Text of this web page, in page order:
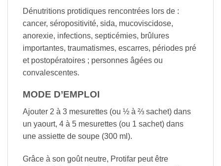
Dénutritions protidiques rencontrées lors de :
cancer, séropositivité, sida, mucoviscidose,
anorexie, infections, septicémies, brûlures
importantes, traumatismes, escarres, périodes pré
et postopératoires ; personnes âgées ou
convalescentes.
MODE D’EMPLOI
Ajouter 2 à 3 mesurettes (ou ½ à ⅔ sachet) dans
un yaourt, 4 à 5 mesurettes (ou 1 sachet) dans
une assiette de soupe (300 ml).
Grâce à son goût neutre, Protifar peut être